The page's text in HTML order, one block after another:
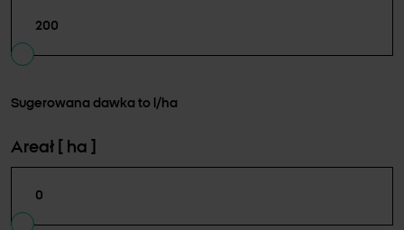
Sugerowana dawka to l/ha
Areał [ ha ]